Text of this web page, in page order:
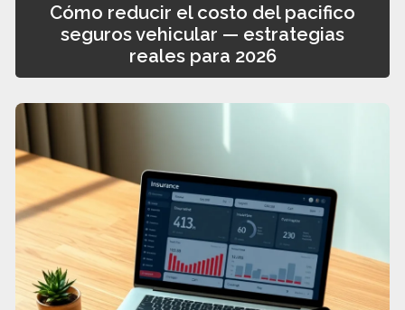
Cómo reducir el costo del pacifico
seguros vehicular — estrategias
reales para 2026